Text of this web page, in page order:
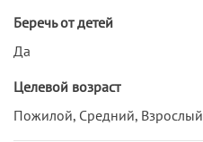
Беречь от детей
Да
Целевой возраст
Пожилой, Средний, Взрослый